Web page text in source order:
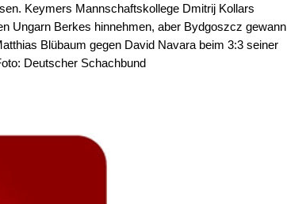
Keymers Mannschaftskollege Dmitrij Kollars
Ungarn Berkes hinnehmen, aber Bydgoszcz gewann
Blübaum gegen David Navara beim 3:3 seiner
Deutscher Schachbund